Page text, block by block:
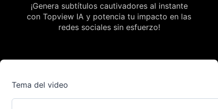
¡Genera subtítulos cautivadores al instante
con Topview IA y potencia tu impacto en las
redes sociales sin esfuerzo!
Tema del video